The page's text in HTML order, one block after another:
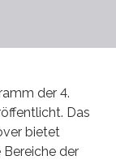
der 4.
Das
bietet
der